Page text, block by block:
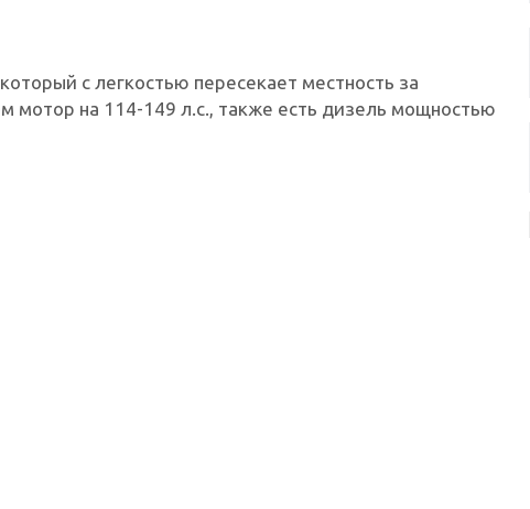
с легкостью пересекает местность за
мотор на 114-149 л.с., также есть дизель мощностью